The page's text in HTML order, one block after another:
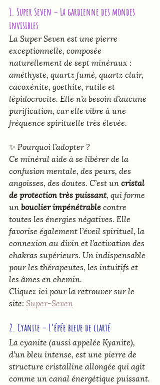
1. Super Seven – La gardienne des mondes
invisibles
La Super Seven est une pierre
exceptionnelle, composée
naturellement de sept minéraux :
améthyste, quartz fumé, quartz clair,
cacoxénite, goethite, rutile et
lépidocrocite. Elle n’a besoin d’aucune
purification, car elle vibre à une
fréquence spirituelle très élevée.
✨ Pourquoi l’adopter ?
Ce minéral aide à se libérer de la
confusion mentale, des peurs, des
angoisses, des doutes. C’est un cristal
de protection très puissant, qui forme
un bouclier impénétrable contre
toutes les énergies négatives. Elle
favorise également l’éveil spirituel, la
connexion au divin et l’activation des
chakras supérieurs. Un indispensable
pour les thérapeutes, les intuitifs et
les âmes en chemin.
Cliquez ici pour la retrouver sur le
site: Super-Seven
2. Cyanite – L’épée bleue de clarté
La cyanite (aussi appelée Kyanite),
d’un bleu intense, est une pierre de
structure cristalline allongée qui agit
comme un canal énergétique puissant.